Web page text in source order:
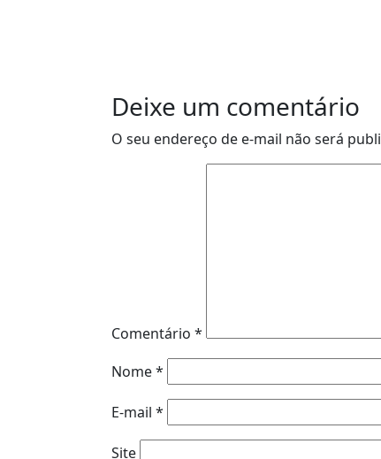
Deixe um comentário
O seu endereço de e-mail não será
Comentário *
Nome*
E-mail *
Site